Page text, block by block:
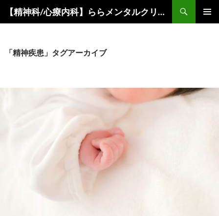
キ
【精神科/心療内科】ららメンタルクリニック
「精神疾患」タグアーカイブ